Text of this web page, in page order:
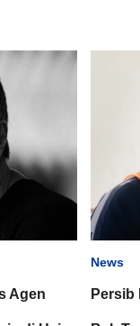
Agen
News
Persib